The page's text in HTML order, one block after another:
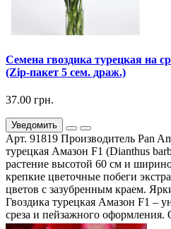
Семена гвоздика турецкая на
(Zip-пакет 5 сем. драж.)
37.00 грн.
Уведомить
Арт. 91819 Производитель Pan
турецкая Амазон F1 (Dianthus
pacтeниe выcoтой 60 cм и
крепкие цветочные побеги
цветов с зазубренным краем.
Гвоздика турецкая Амазон F1 –
среза и пейзажного оформления.